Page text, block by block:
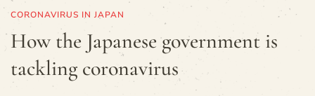
CORONAVIRUS IN JAPAN
How the Japanese government is
tackling coronavirus